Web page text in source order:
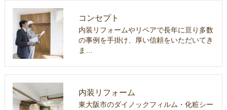
コンセプト
内装リフォームやリペアで長年に亘り多数
の事例を手掛け、厚い信頼をいただいてき
ま…
内装リフォーム
東大阪市のダイノックフィルム・化粧シー